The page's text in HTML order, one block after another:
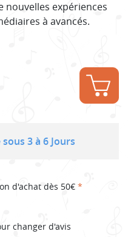
nouvelles expériences
à avancés.
3 à 6 Jours
d'achat dès 50€ *
changer d'avis